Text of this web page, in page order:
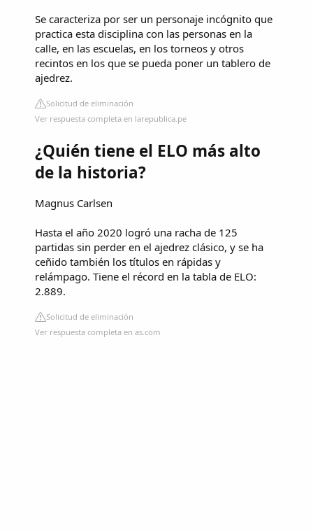
Se caracteriza por ser un personaje incógnito que
practica esta disciplina con las personas en la
calle, en las escuelas, en los torneos y otros
recintos en los que se pueda poner un tablero de
ajedrez.
Solicitud de eliminación
Ver respuesta completa en larepublica.pe
¿Quién tiene el ELO más alto
de la historia?
Magnus Carlsen
Hasta el año 2020 logró una racha de 125
partidas sin perder en el ajedrez clásico, y se ha
ceñido también los títulos en rápidas y
relámpago. Tiene el récord en la tabla de ELO:
2.889.
Solicitud de eliminación
Ver respuesta completa en as.com